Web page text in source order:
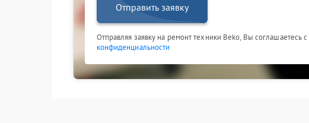
Отправить заявку
Отправляя заявку на ремонт техники Beko, Вы соглашаетесь с
конфиденциальности